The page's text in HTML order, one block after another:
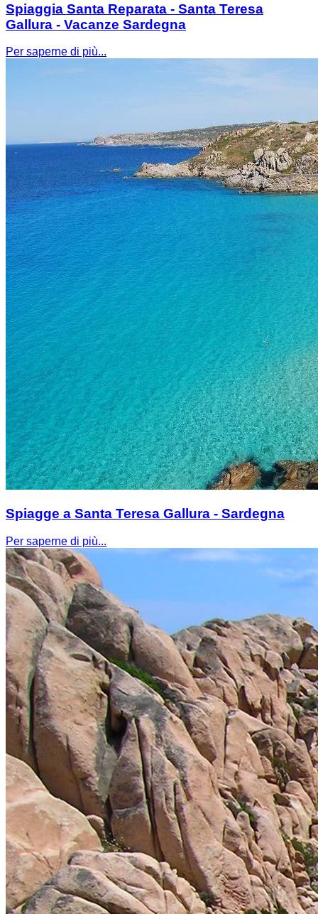
Spiaggia Santa Reparata - Santa Teresa
Gallura - Vacanze Sardegna
Per saperne di più...
Spiagge a Santa Teresa Gallura - Sardegna
Per saperne di più...